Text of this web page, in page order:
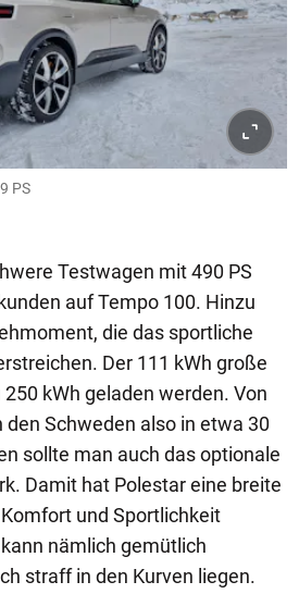
PS
Testwagen mit 490 PS
auf Tempo 100. Hinzu
die das sportliche
Der 111 kWh große
kWh geladen werden. Von
den Schweden also in etwa 30
sollte man auch das optionale
Damit hat Polestar eine breite
und Sportlichkeit
nämlich gemütlich
straff in den Kurven liegen.